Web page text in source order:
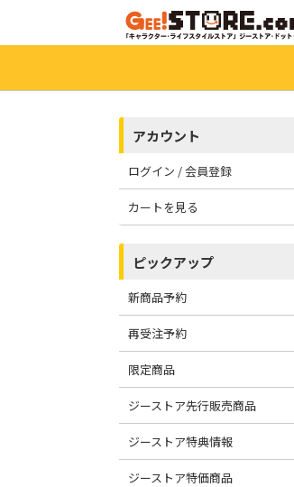
アカウント
ログイン / 会員登録
カートを見る
ピックアップ
新商品予約
再受注予約
限定商品
ジーストア先行販売商品
ジーストア特典情報
ジーストア特価商品